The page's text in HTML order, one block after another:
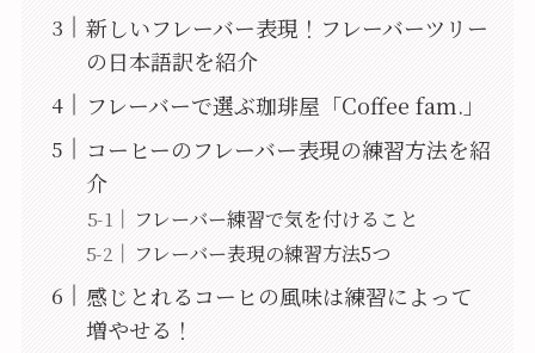
新しいフレーバー表現！フレーバーツリー
の日本語訳を紹介
フレーバーで選ぶ珈琲屋「Coffee fam.」
コーヒーのフレーバー表現の練習方法を紹
介
フレーバー練習で気を付けること
フレーバー表現の練習方法5つ
感じとれるコーヒの風味は練習によって
増やせる！